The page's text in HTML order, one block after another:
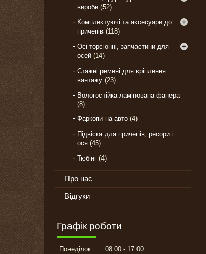
вироби 52
Комплектуючі та аксесуари до
причепів 118
Осі торсіонні, запчастини для
осей 14
Стяжні ремені для кріплення
вантажу 23
Вологостійка ламінована фанера
8
Фаркопи на авто 4
Підвіска для причепів, ресори і
ося 45
Тюбінг 4
Про нас
Відгуки
Графік роботи
Понеділок 08:00
17:00